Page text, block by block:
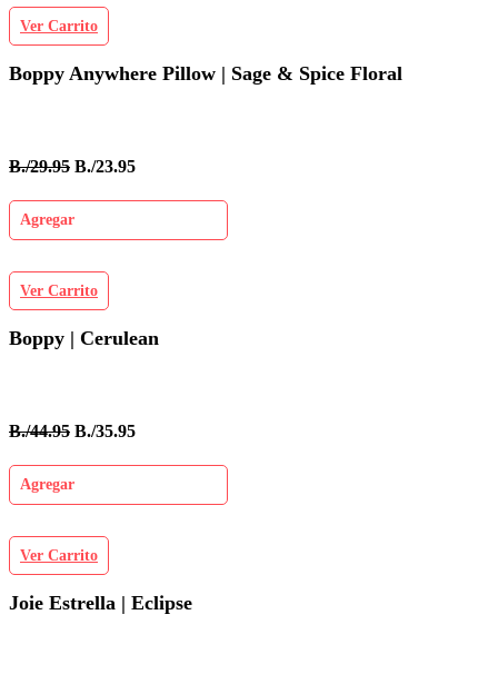
Ver Carrito
Boppy Anywhere Pillow | Sage & Spice Floral
B./29.95 B./23.95
Agregar
Ver Carrito
Boppy | Cerulean
B./44.95 B./35.95
Agregar
Ver Carrito
Joie Estrella | Eclipse